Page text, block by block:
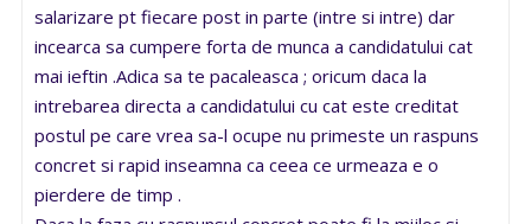
salarizare pt fiecare post in parte (intre si intre) dar
incearca sa cumpere forta de munca a candidatului cat
mai ieftin .Adica sa te pacaleasca ; oricum daca la
intrebarea directa a candidatului cu cat este creditat
postul pe care vrea sa-l ocupe nu primeste un raspuns
concret si rapid inseamna ca ceea ce urmeaza e o
pierdere de timp .